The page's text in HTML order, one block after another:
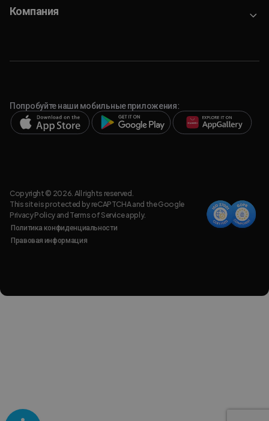
Компания
Попробуйте наши мобильные приложения:
Copyright © 2026. All rights reserved.
This site is protected by reCAPTCHA and the Google
Privacy Policyand Terms of Serviceapply.
Политика конфиденциальности
Правовая информация